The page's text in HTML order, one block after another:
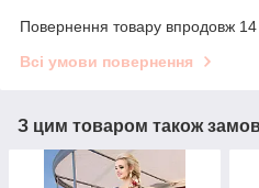
Повернення товару впродовж 14
Всі умови повернення
З цим товаром також